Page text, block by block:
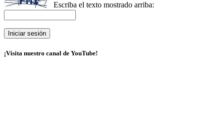
Escriba el texto mostrado arriba:
¡Visita nuestro canal de YouTube!